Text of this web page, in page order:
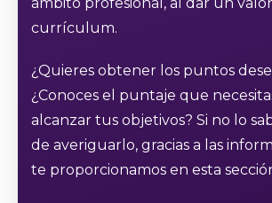
currículum.
¿Quieres obtener los puntos
¿Conoces el puntaje que
alcanzar tus objetivos? Si no lo
de averiguarlo, gracias a las
te proporcionamos en esta